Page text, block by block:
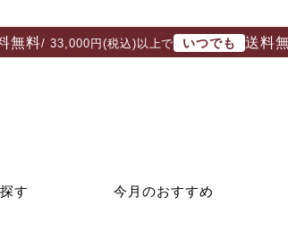
無料/ 33,000円(税込)以上で いつでも 送料
す 今月のおすすめ